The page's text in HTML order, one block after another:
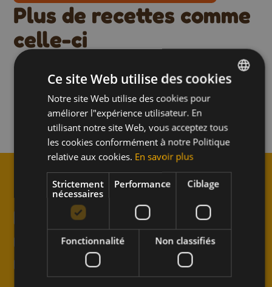
Plus de recettes comme
celle-ci
Yaourt glacé aux fraises et au
miel
Temps de préparation en 15 min.
Découvrez la recette
Inscrivez-vous à la
newsletter et ne manquez
rien de Meli !
ENGLISH
Ce site Web utilise des cookies
Notre site Web utilise des cookies pour
améliorer l"expérience utilisateur. En
utilisant notre site Web, vous acceptez tous
les cookies conformément à notre Politique
relative aux cookies. En savoir plus
Strictement
nécessaires
Performance Ciblage
Fonctionnalité Non classifiés